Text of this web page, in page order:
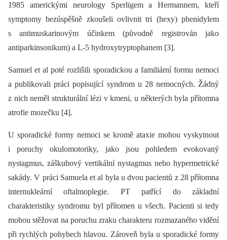
1985 americkými neurology Sperligem a Hermannem, kteří
symptomy bezúspěšně zkoušeli ovlivnit tri (hexy) phenidylem
s antimuskarinovým účinkem (původně registrován jako
antiparkinsonikum) a L-5 hydroxytryptophanem [3].
Samuel et al poté rozlišili sporadickou a familiární formu nemoci
a publikovali práci popisující syndrom u 28 nemocných. Žádný
z nich neměl strukturální lézi v kmeni, u ně­kte­rých byla přítomna
atrofie mozečku [4].
U sporadické formy nemoci se kromě ataxie mohou vyskytnout
i poruchy okulomotoriky, jako jsou pohledem evokovaný
nystagmus, záškubový vertikální nystagmus nebo hypermetrické
sakády. V práci Samuela et al byla u dvou pacientů z 28 přítomna
internukleární oftalmoplegie. PT patřící do základní
charakteristiky syndromu byl přítomen u všech. Pacienti si tedy
mohou stěžovat na poruchu zraku charakteru rozmazaného vidění
při rychlých pohybech hlavou. Zároveň byla u sporadické formy